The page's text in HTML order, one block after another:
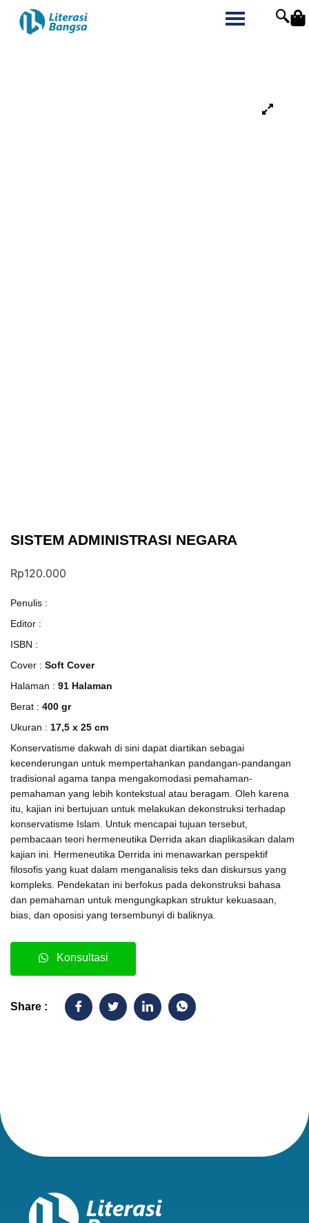
SISTEM ADMINISTRASI NEGARA
Rp120.000
Penulis :
Editor :
ISBN :
Cover : Soft Cover
Halaman : 91 Halaman
Berat : 400 gr
Ukuran : 17,5 x 25 cm
Konservatisme dakwah di sini dapat diartikan sebagai
kecenderungan untuk mempertahankan pandangan-pandangan
tradisional agama tanpa mengakomodasi pemahaman-
pemahaman yang lebih kontekstual atau beragam. Oleh karena
itu, kajian ini bertujuan untuk melakukan dekonstruksi terhadap
konservatisme Islam. Untuk mencapai tujuan tersebut,
pembacaan teori hermeneutika Derrida akan diaplikasikan dalam
kajian ini. Hermeneutika Derrida ini menawarkan perspektif
filosofis yang kuat dalam menganalisis teks dan diskursus yang
kompleks. Pendekatan ini berfokus pada dekonstruksi bahasa
dan pemahaman untuk mengungkapkan struktur kekuasaan,
bias, dan oposisi yang tersembunyi di baliknya.
Konsultasi
Share :